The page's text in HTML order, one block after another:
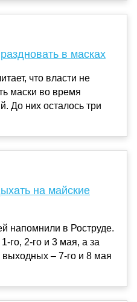
в масках
что власти не
маски во время
До них осталось три
на майские
напомнили в Роструде.
го, 2-го и 3 мая, а за
– 7-го и 8 мая